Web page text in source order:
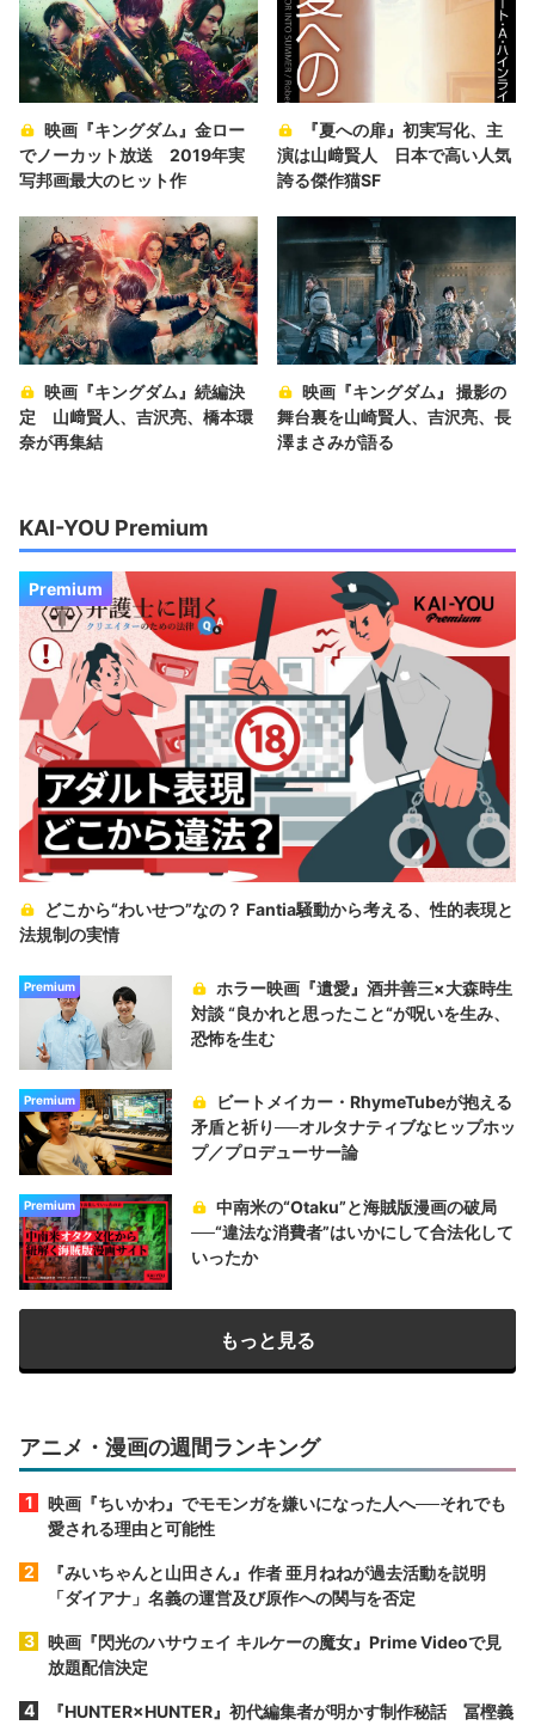
映画『キングダム』金ロー
でノーカット放送 2019年実
写邦画最大のヒット作
『夏への扉』初実写化、主
演は山﨑賢人 日本で高い人気
誇る傑作猫SF
映画『キングダム』続編決
定 山﨑賢人、吉沢亮、橋本環
奈が再集結
映画『キングダム』 撮影の
舞台裏を山崎賢人、吉沢亮、長
澤まさみが語る
KAI-YOU Premium
Premium
どこから“わいせつ”なの？ Fantia騒動から考える、性的表現と
法規制の実情
Premium
ホラー映画『遺愛』酒井善三×大森時生
対談 “良かれと思ったこと“が呪いを生み、
恐怖を生む
Premium
ビートメイカー・RhymeTubeが抱える
矛盾と祈り──オルタナティブなヒップホッ
プ／プロデューサー論
Premium
中南米の“Otaku”と海賊版漫画の破局
──“違法な消費者”はいかにして合法化して
いったか
もっと見る
アニメ・漫画の週間ランキング
映画『ちいかわ』でモモンガを嫌いになった人へ──それでも
愛される理由と可能性
『みいちゃんと山田さん』作者 亜月ねねが過去活動を説明
「ダイアナ」名義の運営及び原作への関与を否定
映画『閃光のハサウェイ キルケーの魔女』Prime Videoで見
放題配信決定
『HUNTER×HUNTER』初代編集者が明かす制作秘話 冨樫義